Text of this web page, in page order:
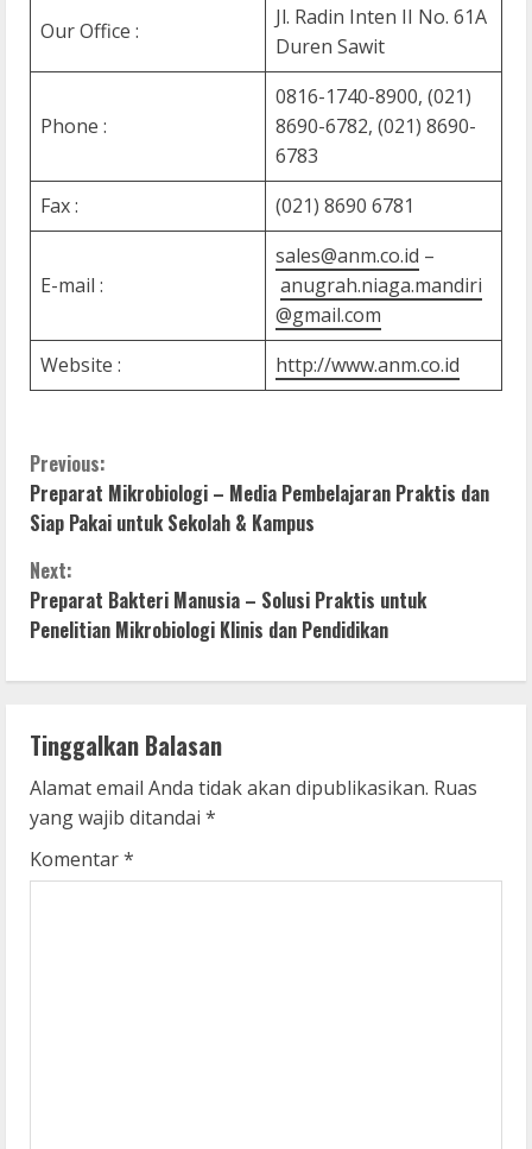
Our Office :
Jl. Radin Inten II No. 61A
Duren Sawit
Phone :
0816-1740-8900, (021)
8690-6782, (021) 8690-
6783
Fax :
(021) 8690 6781
E-mail :
sales@anm.co.id –
anugrah.niaga.mandiri
@gmail.com
Website :
http://www.anm.co.id
C
o
n
t
i
n
u
e
R
Previous:
Preparat Mikrobiologi – Media Pembelajaran Praktis dan
Siap Pakai untuk Sekolah & Kampus
Next:
Preparat Bakteri Manusia – Solusi Praktis untuk
Penelitian Mikrobiologi Klinis dan Pendidikan
Tinggalkan Balasan
Alamat email Anda tidak akan dipublikasikan. Ruas
yang wajib ditandai *
Komentar*